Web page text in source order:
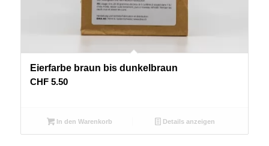
Eierfarbe braun bis dunkelbraun
CHF5.50
In den Warenkorb Details anzeigen